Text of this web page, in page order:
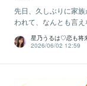
先日、久しぶりに家
われて、なんとも言
星乃うるは♡恋も将
2026/06/02 12:59